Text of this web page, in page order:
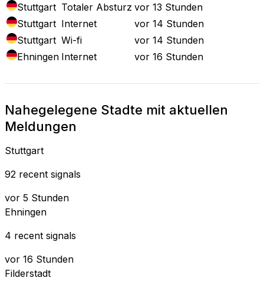
Stuttgart Totaler Absturz vor 13 Stunden
Stuttgart Internet
vor 14 Stunden
Stuttgart Wi-fi
vor 14 Stunden
Ehningen Internet vor 16 Stunden
Nahegelegene Stadte mit aktuellen
Meldungen
Stuttgart
92 recent signals
vor 5 Stunden
Ehningen
4 recent signals
vor 16 Stunden
Filderstadt